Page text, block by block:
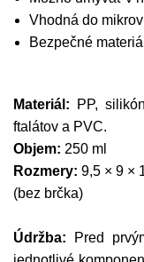
Vhodná do
Bezpečné
Materiál: PP,
ftalátov a PVC.
Objem: 250 ml
Rozmery: 9,5 × 9 ×
(bez brčka)
Údržba: Pred